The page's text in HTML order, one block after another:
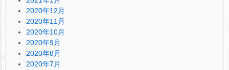
2020年12月
2020年11月
2020年10月
2020年9月
2020年8月
2020年7月